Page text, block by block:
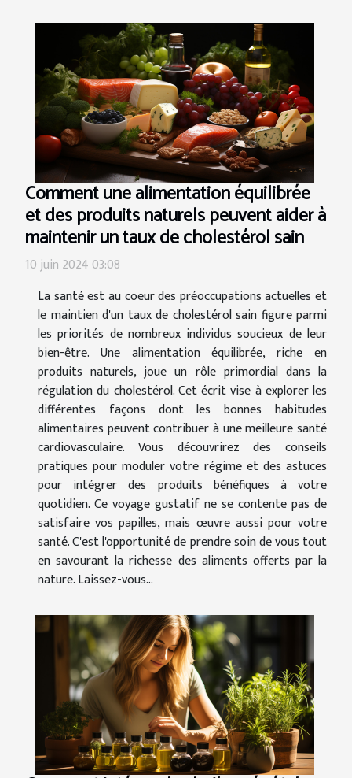
Comment une alimentation équilibrée
et des produits naturels peuvent aider à
maintenir un taux de cholestérol sain
10 juin 2024 03:08
La santé est au coeur des préoccupations actuelles et
le maintien d'un taux de cholestérol sain figure parmi
les priorités de nombreux individus soucieux de leur
bien-être. Une alimentation équilibrée, riche en
produits naturels, joue un rôle primordial dans la
régulation du cholestérol. Cet écrit vise à explorer les
différentes façons dont les bonnes habitudes
alimentaires peuvent contribuer à une meilleure santé
cardiovasculaire. Vous découvrirez des conseils
pratiques pour moduler votre régime et des astuces
pour intégrer des produits bénéfiques à votre
quotidien. Ce voyage gustatif ne se contente pas de
satisfaire vos papilles, mais œuvre aussi pour votre
santé. C'est l'opportunité de prendre soin de vous tout
en savourant la richesse des aliments offerts par la
nature. Laissez-vous...